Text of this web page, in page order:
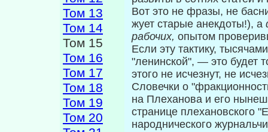
Том 13
Том 14
Том 15
Том 16
Том 17
Том 18
Том 19
Том 20
Вот это не фразы, не
жует ста­рые анекдоты!), а
рабочих, опытом
Если эту тактику,
"ле­нинской", — это будет
этого не исчез­нут, не
Словечки о
на Плеханова и его
странице пле­хановского
народнического